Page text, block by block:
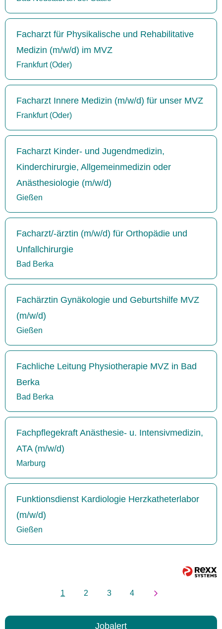
Facharzt für Physikalische und Rehabilitative
Medizin (m/w/d) im MVZ
Frankfurt (Oder)
Facharzt Innere Medizin (m/w/d) für unser MVZ
Frankfurt (Oder)
Facharzt Kinder- und Jugendmedizin,
Kinderchirurgie, Allgemeinmedizin oder
Anästhesiologie (m/w/d)
Gießen
Facharzt/-ärztin (m/w/d) für Orthopädie und
Unfallchirurgie
Bad Berka
Fachärztin Gynäkologie und Geburtshilfe MVZ
(m/w/d)
Gießen
Fachliche Leitung Physiotherapie MVZ in Bad
Berka
Bad Berka
Fachpflegekraft Anästhesie- u. Intensivmedizin,
ATA (m/w/d)
Marburg
Funktionsdienst Kardiologie Herzkatheterlabor
(m/w/d)
Gießen
1 2 3 4
Jobalert